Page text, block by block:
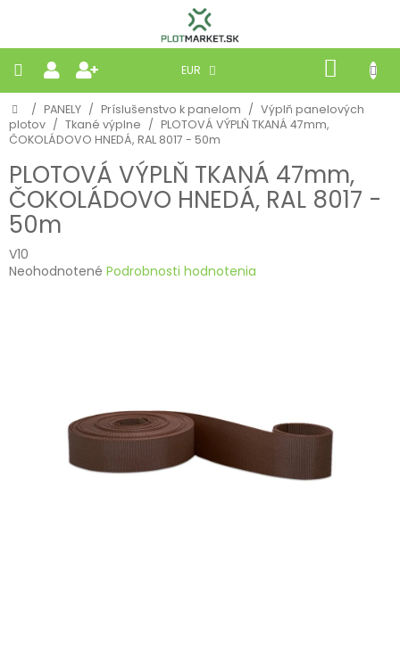
EUR
KOŠÍK
PLETIVÁ
BRÁNY
MOBILNÉ
Kalkulácia
Domov
/ PANELY / Príslušenstvo k panelom / Výplň panelových
plotov / Tkané výplne / PLOTOVÁ VÝPLŇ TKANÁ 47mm,
ČOKOLÁDOVO HNEDÁ, RAL 8017 - 50m
PLOTOVÁ VÝPLŇ TKANÁ 47mm,
ČOKOLÁDOVO HNEDÁ, RAL 8017 -
50m
V10
Priemerné
Neohodnotené Podrobnosti hodnotenia